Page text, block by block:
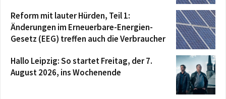
Reform mit lauter Hürden, Teil 1:
Änderungen im Erneuerbare-Energien-
Gesetz (EEG) treffen auch die Verbraucher
Hallo Leipzig: So startet Freitag, der 7.
August 2026, ins Wochenende